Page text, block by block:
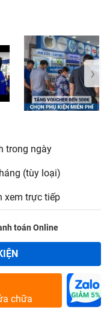
›
trong ngày
(tùy loại)
xem trực tiếp
toán Online
chữa